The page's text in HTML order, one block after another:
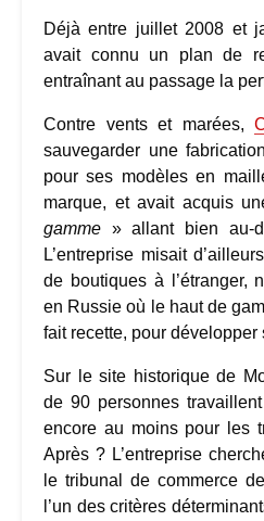
Déjà entre juillet 2008 et
avait connu un plan de
entraînant au passage la
Contre vents et marées,
sauvegarder une
pour ses modèles en
marque, et avait acquis
gamme » allant bien au-
L’entreprise misait
de boutiques à l’étranger,
en Russie où le haut de
fait recette, pour développer
Sur le site historique de
de 90 personnes
encore au moins pour les
Après ? L’entreprise
le tribunal de commerce
l’un des critères